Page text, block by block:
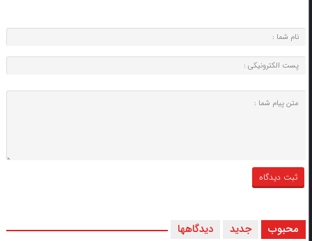
محبوب جدید دیدگاهها